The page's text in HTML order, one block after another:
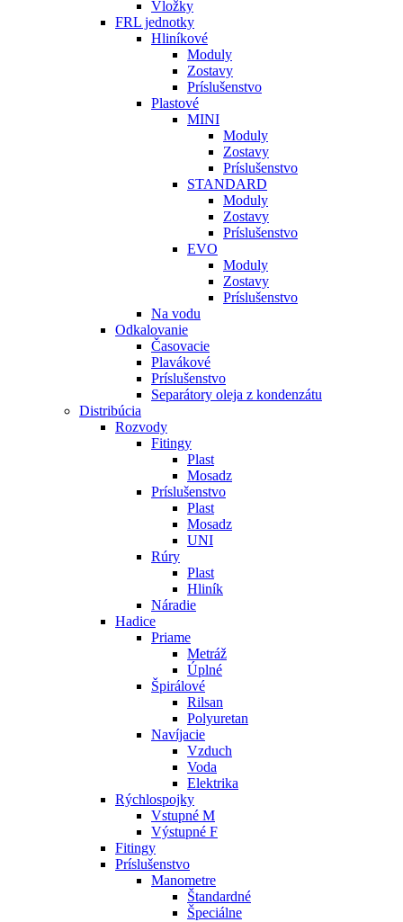
Vložky
FRL jednotky
Hliníkové
Moduly
Zostavy
Príslušenstvo
Plastové
MINI
Moduly
Zostavy
Príslušenstvo
STANDARD
Moduly
Zostavy
Príslušenstvo
EVO
Moduly
Zostavy
Príslušenstvo
Na vodu
Odkalovanie
Časovacie
Plavákové
Príslušenstvo
Separátory oleja z kondenzátu
Distribúcia
Rozvody
Fitingy
Plast
Mosadz
Príslušenstvo
Plast
Mosadz
UNI
Rúry
Plast
Hliník
Náradie
Hadice
Priame
Metráž
Úplné
Špirálové
Rilsan
Polyuretan
Navíjacie
Vzduch
Voda
Elektrika
Rýchlospojky
Vstupné M
Výstupné F
Fitingy
Príslušenstvo
Manometre
Štandardné
Špeciálne